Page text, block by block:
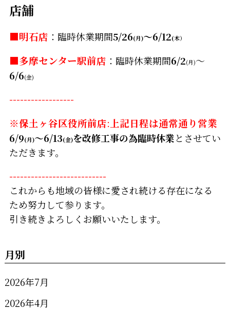
店舗
■明石店 ：臨時休業期間5/26(月)～6/12(木）
■多摩センター駅前店 ：臨時休業期間6/2(月)～
6/6(金)
------------------
※保土ヶ谷区役所前店: 上記日程は通常通り営業
6/9(月)～6/13(金)を改修工事の為臨時休業とさせてい
ただきます。
---------------------------
これからも地域の皆様に愛され続ける存在になる
ため努力して参ります。
引き続きよろしくお願いいたします。
月別
2026年7月
2026年4月